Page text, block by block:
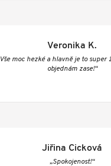
Veronika K.
moc hezké a hlavně je to super
objednám zase!“
Jiřina Cicková
„Spokojenost!“